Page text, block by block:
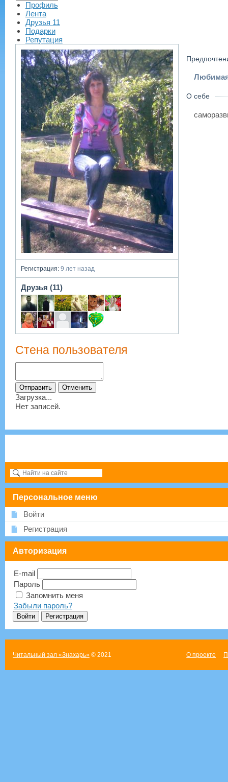
Профиль
Лента
Друзья 11
Подарки
Репутация
Регистрация:9 лет назад
Друзья (11)
О себе
Стена пользователя
Загрузка...
Нет записей.
Персональное меню
Войти
Регистрация
Авторизация
E-mail
Пароль
Запомнить меня
Забыли пароль?
Читальный зал «Знахарь»© 2021 О проекте